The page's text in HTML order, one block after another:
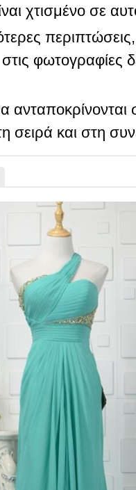
χτισμένο σε
στις φωτογραφίες
ανταποκρίνονται
σειρά και στη